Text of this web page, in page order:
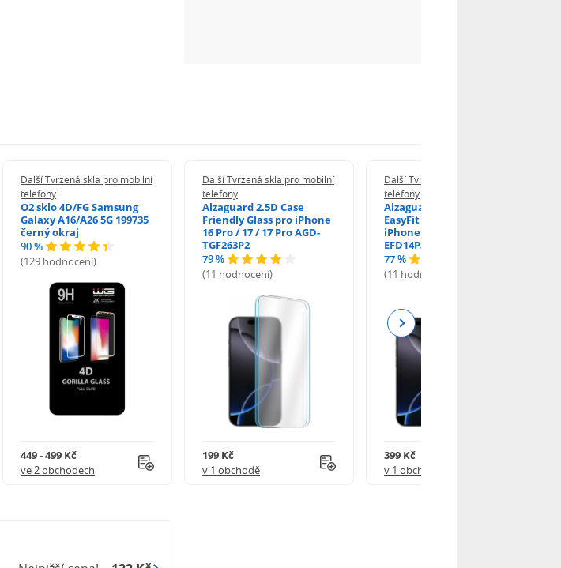
Další Tvrzená skla pro mobilní
telefony
O2 sklo 4D/FG Samsung
Galaxy A16/A26 5G 199735
černý okraj
90 %
(129 hodnocení)
449 - 499 Kč
ve 2 obchodech
Další Tvrzená skla pro mobilní
telefony
Alzaguard 2.5D Case
Friendly Glass pro iPhone
16 Pro / 17 / 17 Pro AGD-
TGF263P2
79 %
(11 hodnocení)
199 Kč
v 1 obchodě
Další Tvrzená skla pro mobilní
telefony
Alzaguard 2.5D Glass
EasyFit DustFree pro
iPhone 16 Pro / 17 AGD-
EFD14P3
77 %
(11 hodnocení)
399 Kč
v 1 obchodě
Next